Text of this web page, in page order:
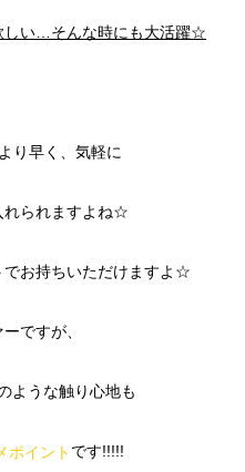
しい…そんな時にも大活躍☆
り早く、気軽に
れられますよね☆
でお持ちいただけますよ☆
ですが、
ような触り心地も
ポイント です!!!!!